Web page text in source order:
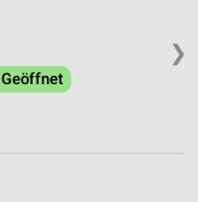
❯
Geöffnet